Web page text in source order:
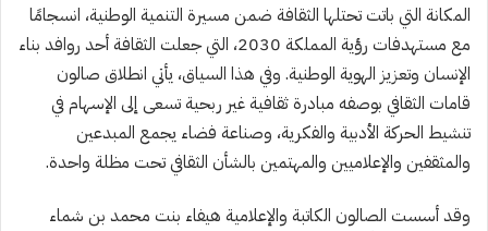
المكانة التي باتت تحتلها الثقافة ضمن مسيرة التنمية الوطنية، انسجامًا
مع مستهدفات رؤية المملكة 2030، التي جعلت الثقافة أحد روافد بناء
الإنسان وتعزيز الهوية الوطنية. وفي هذا السياق، يأتي انطلاق صالون
قامات الثقافي بوصفه مبادرة ثقافية غير ربحية تسعى إلى الإسهام في
تنشيط الحركة الأدبية والفكرية، وصناعة فضاء يجمع المبدعين
والمثقفين والإعلاميين والمهتمين بالشأن الثقافي تحت مظلة واحدة.
وقد أسست الصالون الكاتبة والإعلامية هيفاء بنت محمد بن شماء